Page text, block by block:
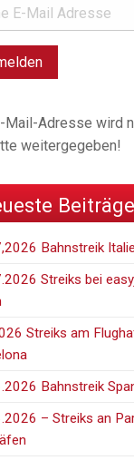
Mail-Adresse wird
weitergegeben!
Beiträge
Bahnstreik
Streiks bei
Streiks am
Bahnstreik
– Streiks an